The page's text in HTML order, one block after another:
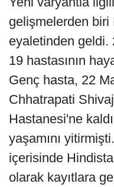
gelişmelerden biri
eyaletinden geldi.
19 hastasının
Genç hasta, 22
Chhatrapati
Hastanesi'ne
yaşamını
içerisinde
olarak kayıtlara